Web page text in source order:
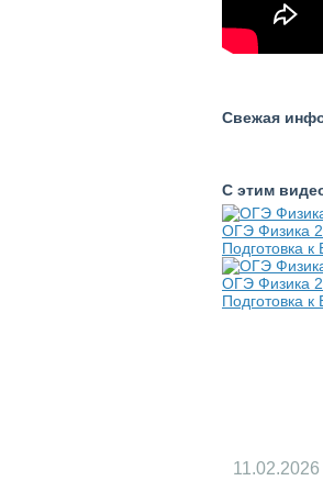
Свежая
С этим
ОГЭ Физика
Подготовка
ОГЭ Физика
Подготовка
11.02.2026